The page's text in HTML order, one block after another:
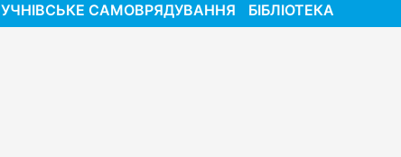
УЧНІВСЬКЕ САМОВРЯДУВАННЯ БІБЛІОТЕКА